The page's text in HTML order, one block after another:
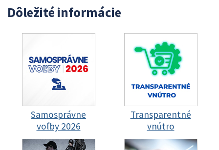
Dôležité informácie
Samosprávne
voľby 2026
Transparentné
vnútro